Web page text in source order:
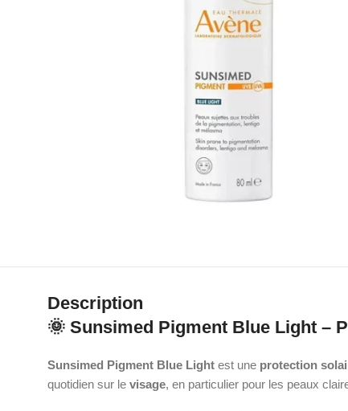
Description
🌞Sunsimed Pigment Blue Light –
Sunsimed Pigment Blue Light est une protection
quotidien sur levisage, en particulier pour les peaux